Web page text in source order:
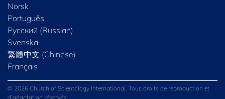
Norsk
Português
Русский (Russian)
Svenska
繁體中文 (Chinese)
Français
© 2026 Church of Scientology International. Tous droits de reproduction et
d’adaptation réservés.